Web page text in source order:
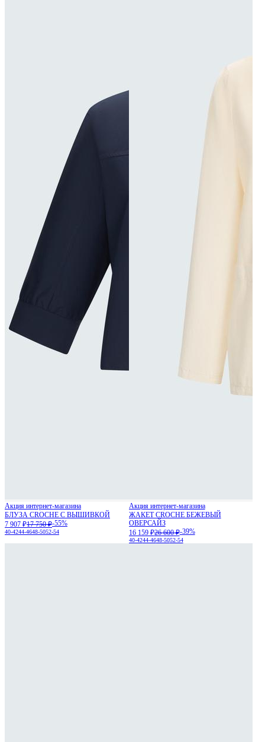
Акция интернет-магазина
БЛУЗА CROCHE С ВЫШИВКОЙ
7 907 ₽17 750 ₽-55%
40-4244-4648-5052-54
Акция интернет-магазина
ЖАКЕТ CROCHE БЕЖЕВЫЙ
ОВЕРСАЙЗ
16 159 ₽26 600 ₽-39%
40-4244-4648-5052-54